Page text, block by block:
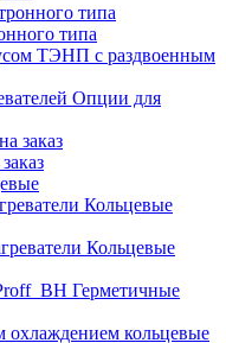
типа
ТЭНП с раздвоенным
Опции для
Кольцевые
Кольцевые
Герметичные